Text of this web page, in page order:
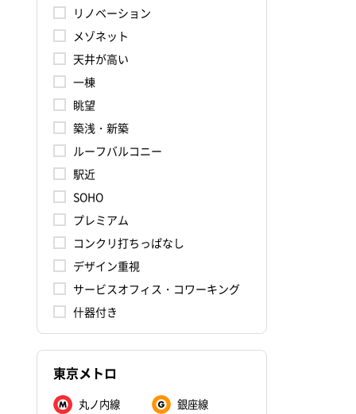
リノベーション
メゾネット
天井が高い
一棟
眺望
築浅・新築
ルーフバルコニー
駅近
SOHO
プレミアム
コンクリ打ちっぱなし
デザイン重視
サービスオフィス・コワーキング
什器付き
東京メトロ
丸ノ内線
銀座線